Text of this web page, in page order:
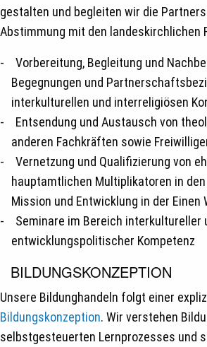
gestalten und begleiten wir die
Abstimmung mit den landeskirchlichen
Vorbereitung, Begleitung und
Begegnungen und
interkulturellen und interreligiösen
Entsendung und Austausch von
anderen Fachkräften sowie
Vernetzung und Qualifizierung von
hauptamtlichen Multiplikatoren in
Mission und Entwicklung in der Einen
Seminare im Bereich interkultureller
entwicklungspolitischer Kompetenz
BILDUNGSKONZEPTION
Unsere Bildunghandeln folgt einer
Bildungskonzeption. Wir verstehen
selbstgesteuerten Lernprozesses und